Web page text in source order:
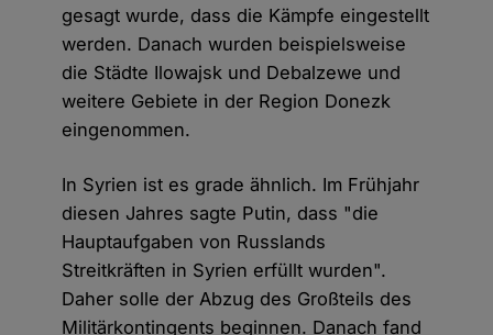
gesagt wurde, dass die Kämpfe eingestellt
werden. Danach wurden beispielsweise
die Städte Ilowajsk und Debalzewe und
weitere Gebiete in der Region Donezk
eingenommen.
In Syrien ist es grade ähnlich. Im Frühjahr
diesen Jahres sagte Putin, dass "die
Hauptaufgaben von Russlands
Streitkräften in Syrien erfüllt wurden".
Daher solle der Abzug des Großteils des
Militärkontingents beginnen. Danach fand